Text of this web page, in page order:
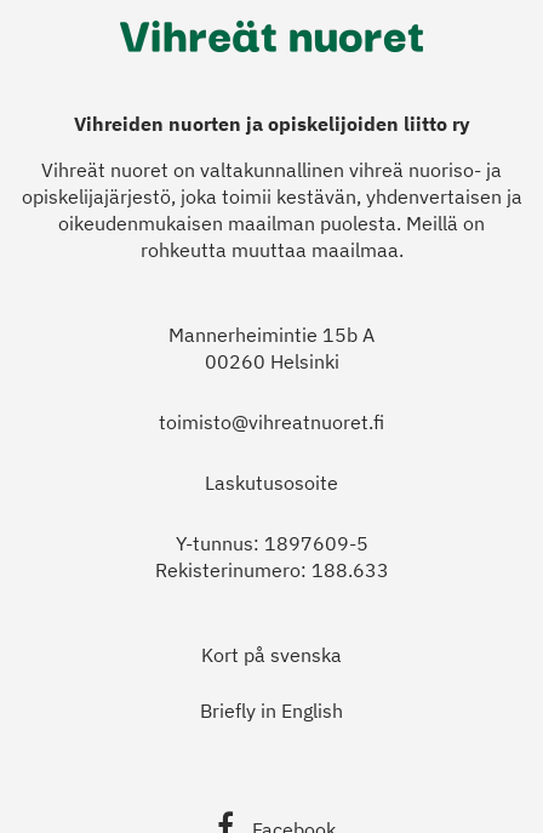
Vihreiden nuorten ja opiskelijoiden liitto ry
Vihreät nuoret on valtakunnallinen vihreä nuoriso- ja
opiskelijajärjestö, joka toimii kestävän, yhdenvertaisen ja
oikeudenmukaisen maailman puolesta. Meillä on
rohkeutta muuttaa maailmaa.
Mannerheimintie 15b A
00260 Helsinki
toimisto@vihreatnuoret.fi
Laskutusosoite
Y-tunnus: 1897609-5
Rekisterinumero: 188.633
Kort på svenska
Briefly in English